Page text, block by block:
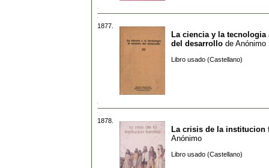
1877.
La ciencia y la
del desarrollo de Anónimo
Libro usado (Castellano)
1878.
La crisis de la institucion
Anónimo
Libro usado (Castellano)